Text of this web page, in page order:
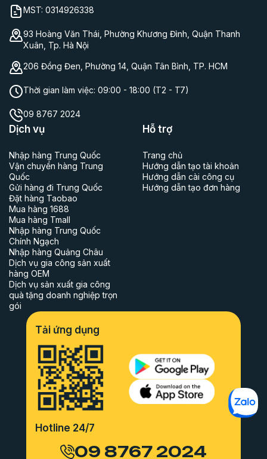
MST: 0314926338
93 Hoàng Văn Thái, Phường Khương Đình, Quận Thanh
Xuân, Tp. Hà Nội
206 Đồng Đen, Phường 14, Quận Tân Bình, TP. HCM
Thời gian làm việc: 09:00 - 18:00 (T2 - T7)
09 8767 2024
Dịch vụ
Nhập hàng Trung Quốc
Vận chuyển hàng Trung
Quốc
Gửi hàng đi Trung Quốc
Đặt hàng Taobao
Mua hàng 1688
Mua hàng Tmall
Nhập hàng Trung Quốc
Chính Ngạch
Nhập hàng Quảng Châu
Dịch vụ gia công sản xuất
hàng OEM
Dịch vụ sản xuất gia công
quà tặng doanh nghiệp trọn
gói
Hỗ trợ
Trang chủ
Hướng dẫn tạo tài khoản
Hướng dẫn cài công cụ
Hướng dẫn tạo đơn hàng
Tải ứng dụng
Hotline 24/7
09 8767 2024